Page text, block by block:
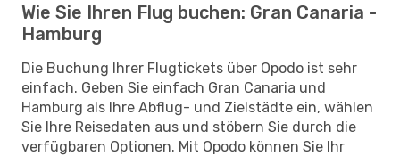
Wie Sie Ihren Flug buchen: Gran Canaria -
Hamburg
Die Buchung Ihrer Flugtickets über Opodo ist sehr
einfach. Geben Sie einfach Gran Canaria und
Hamburg als Ihre Abflug- und Zielstädte ein, wählen
Sie Ihre Reisedaten aus und stöbern Sie durch die
verfügbaren Optionen. Mit Opodo können Sie Ihr